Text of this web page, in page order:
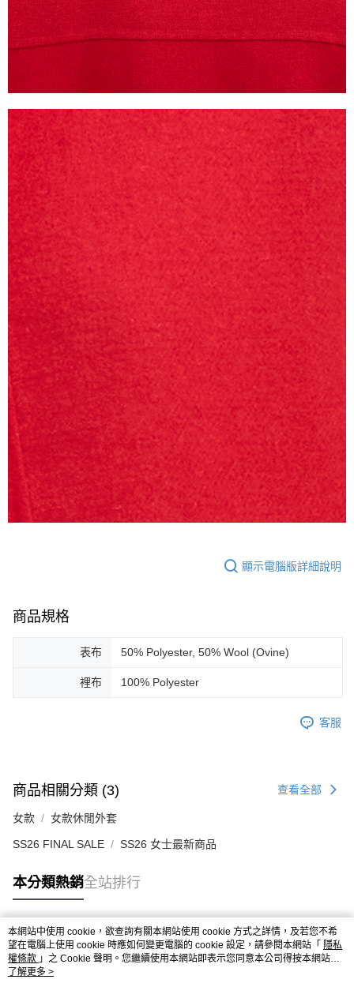
顯示電腦版詳細說明
商品規格
表布 50% Polyester, 50% Wool (Ovine)
裡布 100% Polyester
客服
商品相關分類 (3) 查看全部
女款 女款休閒外套
SS26 FINAL SALE SS26 女士最新商品
本分類熱銷全站排行
熱門標籤
本網站中使用 cookie，欲查詢有關本網站使用 cookie 方式之詳情，及若您不希
望在電腦上使用 cookie 時應如何變更電腦的 cookie 設定，請參閱本網站「 隱私
權條款 」之 Cookie 聲明。您繼續使用本網站即表示您同意本公司得按本網站使
用條款之 Cookie 聲明使用 cookie。
了解更多 >